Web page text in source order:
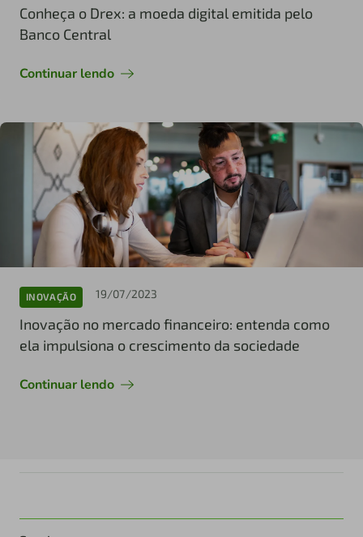
Conheça o Drex: a moeda digital emitida pelo
Banco Central
Continuar lendo
INOVAÇÃO 19/07/2023
Inovação no mercado financeiro: entenda como
ela impulsiona o crescimento da sociedade
Continuar lendo